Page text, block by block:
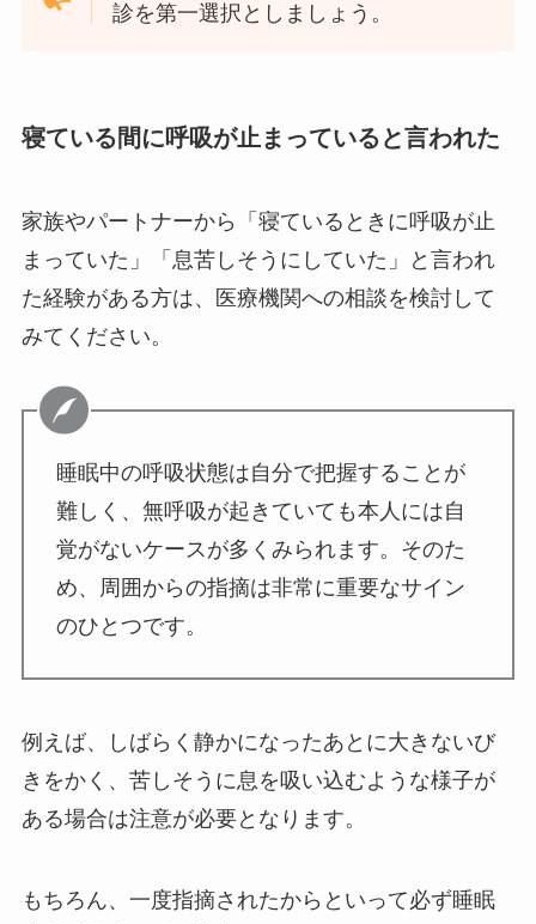
診を第一選択としましょう。
寝ている間に呼吸が止まっていると言われた
家族やパートナーから「寝ているときに呼吸が止
まっていた」「息苦しそうにしていた」と言われ
た経験がある方は、医療機関への相談を検討して
みてください。
睡眠中の呼吸状態は自分で把握することが
難しく、無呼吸が起きていても本人には自
覚がないケースが多くみられます。そのた
め、周囲からの指摘は非常に重要なサイン
のひとつです。
例えば、しばらく静かになったあとに大きないび
きをかく、苦しそうに息を吸い込むような様子が
ある場合は注意が必要となります。
もちろん、一度指摘されたからといって必ず睡眠